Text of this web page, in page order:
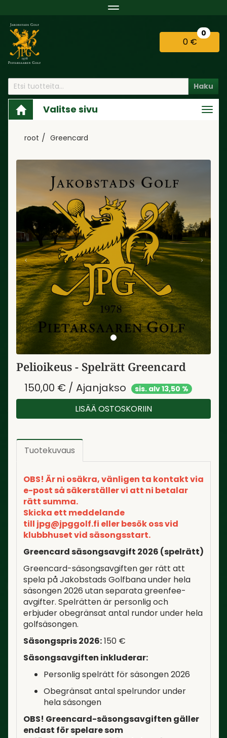
Navigaatio
0 €
0
Haku
Valitse sivu
root Greencard
Pelioikeus - Spelrätt Greencard
150,00 € / Ajanjakso sis. alv 13,50 %
LISÄÄ OSTOSKORIIN
Tuotekuvaus
OBS! Är ni osäkra, vänligen ta kontakt via
e-post så säkerställer vi att ni betalar
rätt summa.
Skicka ett meddelande
till jpg@jpggolf.fi eller besök oss vid
klubbhuset vid säsongsstart.
Greencard säsongsavgift 2026 (spelrätt)
Greencard-säsongsavgiften ger rätt att
spela på Jakobstads Golfbana under hela
säsongen 2026 utan separata greenfee-
avgifter. Spelrätten är personlig och
erbjuder obegränsat antal rundor under hela
golfsäsongen.
Säsongspris 2026:150 €
Säsongsavgiften inkluderar:
Personlig spelrätt för säsongen 2026
Obegränsat antal spelrundor under
hela säsongen
OBS! Greencard-säsongsavgiften gäller
endast för spelare som